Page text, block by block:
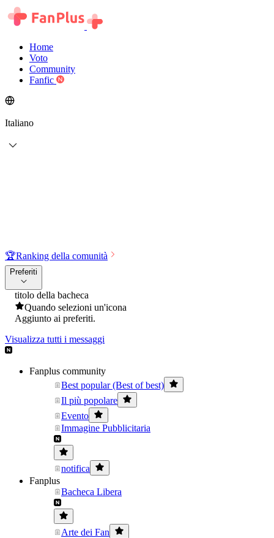
Home
Voto
Community
Fanfic
Italiano
🏆Ranking della comunità
Preferiti
titolo della bacheca
Quando selezioni un'icona
Aggiunto ai preferiti.
Visualizza tutti i messaggi
Fanplus community
Best popular (Best of best)
Il più popolare
Evento
Immagine Pubblicitaria
notifica
Fanplus
Bacheca Libera
Arte dei Fan